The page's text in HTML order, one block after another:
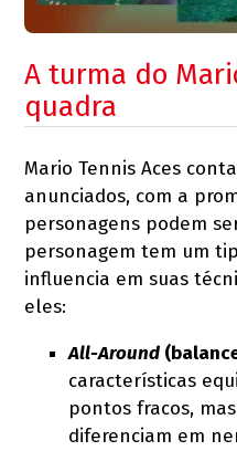
A turma do
quadra
Mario Tennis Aces
anunciados, com a
personagens podem
personagem tem um
influencia em suas
eles:
All-Around
características
pontos fracos,
diferenciam em